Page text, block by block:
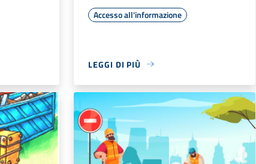
Accesso all'informazione
LEGGI DI PIÙ